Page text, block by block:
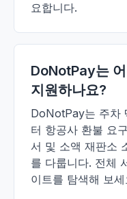
요합니다.
DoNotPay는
지원하나요?
DoNotPay는 주차
터 항공사 환불 요
서 및 소액 재판소
를 다룹니다. 전체
이트를 탐색해 보세